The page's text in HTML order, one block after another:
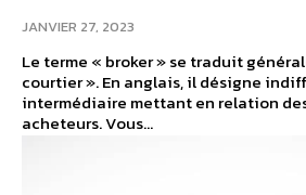
JANVIER 27, 2023
Le terme « broker » se traduit
courtier ». En anglais, il désigne
intermédiaire mettant en relation
acheteurs. Vous...